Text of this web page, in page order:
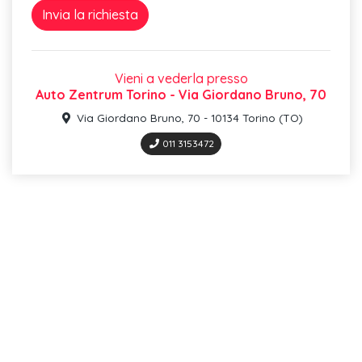
Vieni a vederla presso
Auto Zentrum Torino - Via Giordano Bruno, 70
Via Giordano Bruno, 70 - 10134 Torino (TO)
011 3153472